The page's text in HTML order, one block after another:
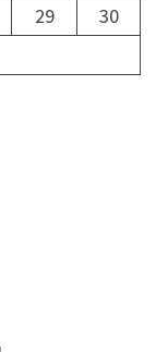
29
30